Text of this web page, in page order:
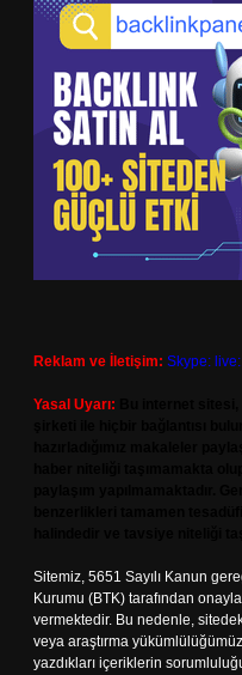
Reklam ve İletişim: Skype:
Yasal Uyarı:
Sitemiz, 5651 Sayılı Kanun
Kurumu (BTK) tarafından
vermektedir. Bu nedenle,
veya araştırma
yazdıkları içeriklerin